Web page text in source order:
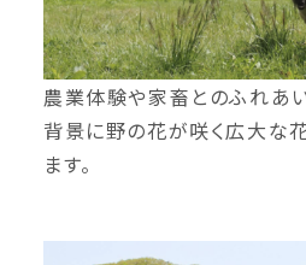
農業体験や家畜とのふれあ
背景に野の花が咲く広大な
ます。